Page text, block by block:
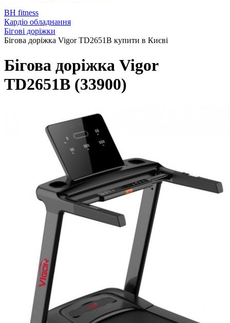
BH fitness
Кардіо обладнання
Бігові доріжки
Бігова доріжка Vigor TD2651B купити в Києві
Бігова доріжка Vigor
TD2651B (33900)